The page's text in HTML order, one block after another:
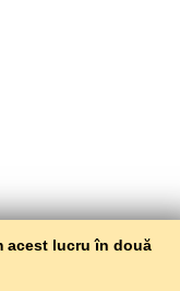
acest lucru în două